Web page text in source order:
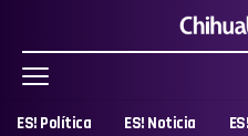
ES! Política ES! Noticia